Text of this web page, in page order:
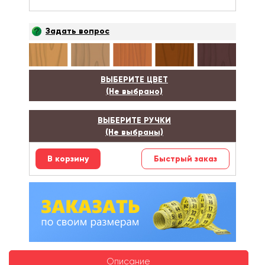
Задать вопрос
ВЫБЕРИТЕ ЦВЕТ
(Не выбрано)
ВЫБЕРИТЕ РУЧКИ
(Не выбраны)
Быстрый заказ
Описание